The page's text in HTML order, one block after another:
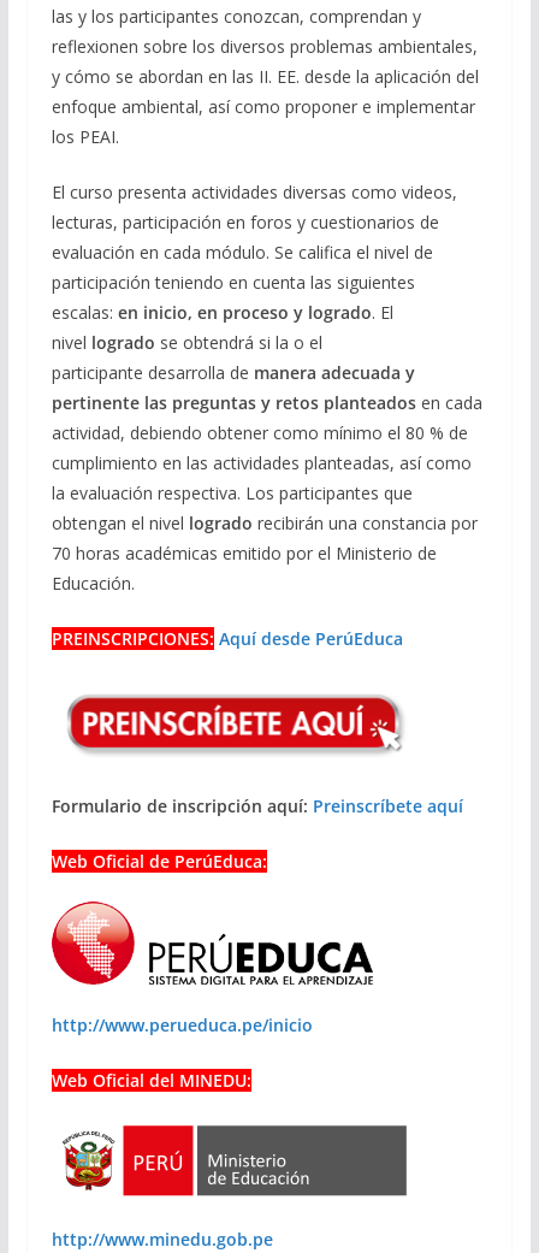
las y los participantes conozcan, comprendan y
reflexionen sobre los diversos problemas ambientales,
y cómo se abordan en las II. EE. desde la aplicación del
enfoque ambiental, así como proponer e implementar
los PEAI.
El curso presenta actividades diversas como videos,
lecturas, participación en foros y cuestionarios de
evaluación en cada módulo. Se califica el nivel de
participación teniendo en cuenta las siguientes
escalas: en inicio, en proceso y logrado. El
nivel logrado se obtendrá si la o el
participante desarrolla de manera adecuada y
pertinente las preguntas y retos planteadosen cada
actividad, debiendo obtener como mínimo el 80 % de
cumplimiento en las actividades planteadas, así como
la evaluación respectiva. Los participantes que
obtengan el nivel logrado recibirán una constancia por
70 horas académicas emitido por el Ministerio de
Educación.
PREINSCRIPCIONES: Aquí desde PerúEduca
Formulario de inscripción aquí: Preinscríbete aquí
Web Oficial de PerúEduca:
http://www.perueduca.pe/inicio
Web Oficial del MINEDU:
http://www.minedu.gob.pe